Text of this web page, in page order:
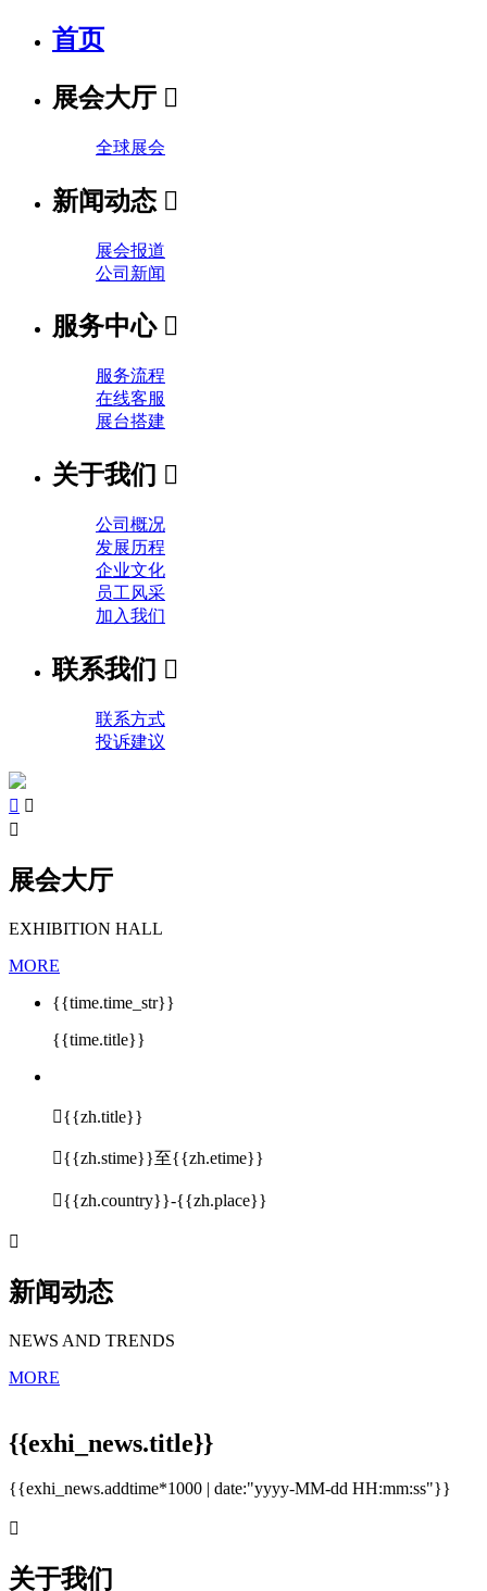
首页
展会大厅 
全球展会
新闻动态 
展会报道
公司新闻
服务中心 
服务流程
在线客服
展台搭建
关于我们 
公司概况
发展历程
企业文化
员工风采
加入我们
联系我们 
联系方式
投诉建议
 

展会大厅
EXHIBITION HALL
MORE
{{time.time_str}}
{{time.title}}
{{zh.title}}
{{zh.stime}}至{{zh.etime}}
{{zh.country}}-{{zh.place}}

新闻动态
NEWS AND TRENDS
MORE
{{exhi_news.title}}
{{exhi_news.addtime*1000 | date:"yyyy-MM-dd HH:mm:ss"}}

关于我们